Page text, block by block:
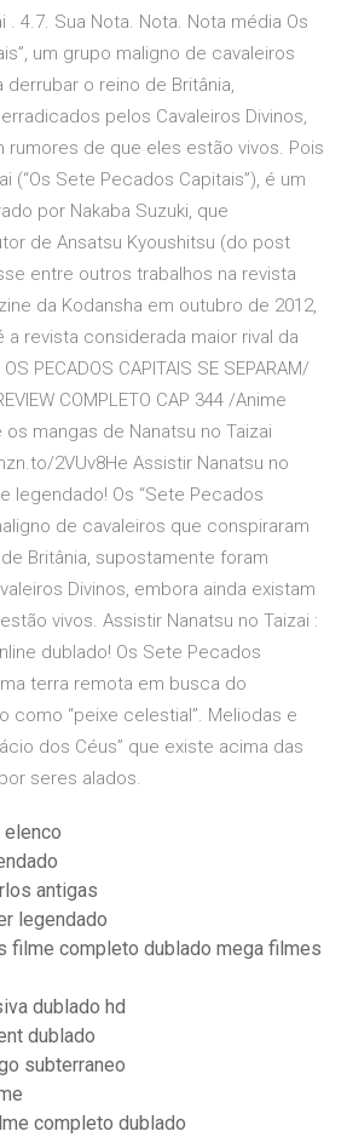
. 4.7. Sua Nota. Nota. Nota média Os
um grupo maligno de cavaleiros
o reino de Britânia,
pelos Cavaleiros Divinos,
rumores de que eles estão vivos. Pois
(“Os Sete Pecados Capitais”), é um
por Nakaba Suzuki, que
de Ansatsu Kyoushitsu (do post
entre outros trabalhos na revista
da Kodansha em outubro de 2012,
revista considerada maior rival da
PECADOS CAPITAIS SE SEPARAM/
COMPLETO CAP 344 /Anime
mangas de Nanatsu no Taizai
2VUv8He Assistir Nanatsu no
legendado! Os “Sete Pecados
de cavaleiros que conspiraram
Britânia, supostamente foram
Divinos, embora ainda existam
vivos. Assistir Nanatsu no Taizai :
dublado! Os Sete Pecados
terra remota em busca do
como “peixe celestial”. Meliodas e
dos Céus” que existe acima das
seres alados.
elenco
antigas
legendado
filme completo dublado mega filmes
dublado hd
dublado
subterraneo
completo dublado